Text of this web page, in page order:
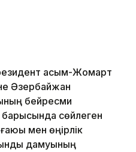
Қасым-Жомарт
Әзербайжан
бейресми
барысында сөйлеген
мен өңірлік
дамуының